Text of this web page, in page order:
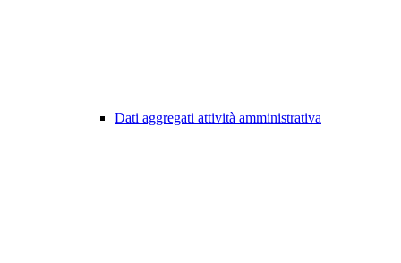
Dati aggregati attività amministrativa